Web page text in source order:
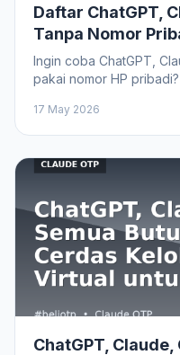
Daftar ChatGPT,
Tanpa Nomor
Ingin coba ChatGPT,
pakai nomor HP
17 May 2026
ChatGPT,